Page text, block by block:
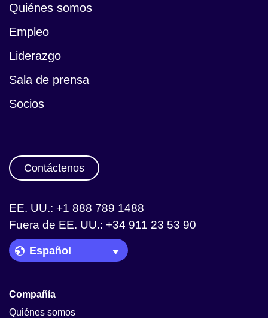
Quiénes somos
Empleo
Liderazgo
Sala de prensa
Socios
Contáctenos
EE. UU.: +1 888 789 1488
Fuera de EE. UU.: +34 911 23 53 90
Language Picker
Compañía
Quiénes somos